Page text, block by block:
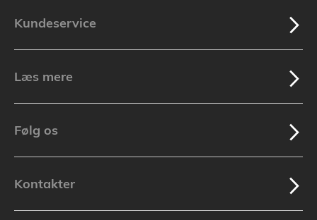
Kundeservice
Læs mere
Følg os
Kontakter